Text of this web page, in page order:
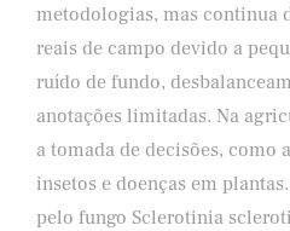
metodologias, mas continua
reais de campo devido a
ruído de fundo,
anotações limitadas. Na
a tomada de decisões, como
insetos e doenças em
pelo fungo Sclerotinia